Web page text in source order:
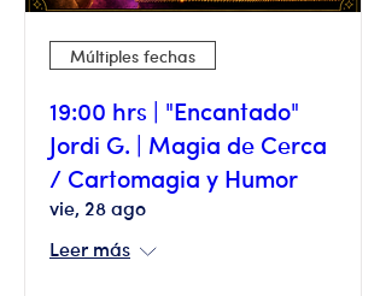
Múltiples fechas
19:00 hrs | "Encantado"
Jordi G. | Magia de Cerca
/ Cartomagia y Humor
vie, 28 ago
Leer más